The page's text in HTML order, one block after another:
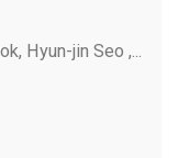
Hyun-jin Seo ,...